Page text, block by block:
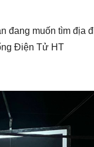
đang muốn tìm địa
Điện Tử HT